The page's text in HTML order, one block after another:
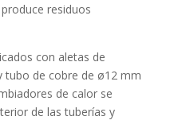
residuos
con aletas de
tubo de cobre de ø12 mm
de calor se
de las tuberías y